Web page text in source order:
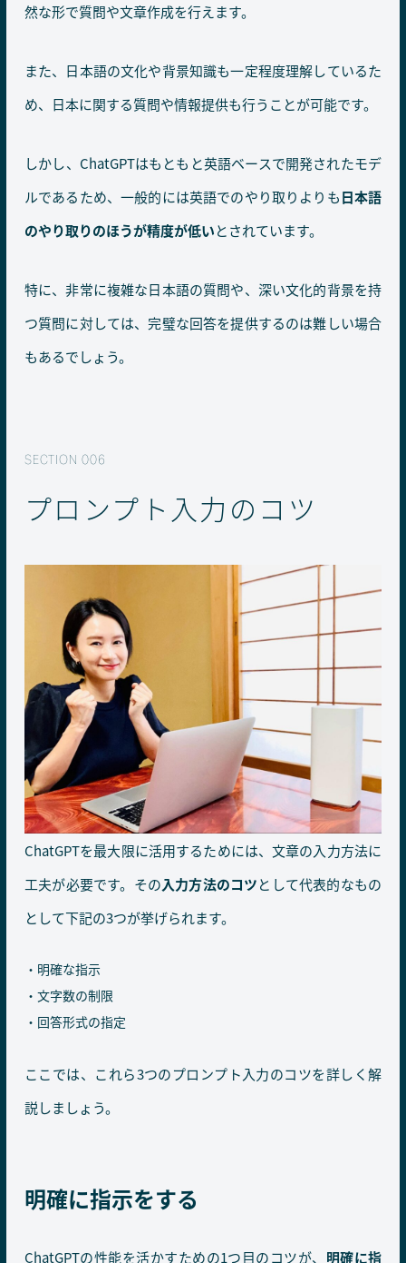
然な形で質問や文章作成を行えます。
また、日本語の文化や背景知識も一定程度理解しているた
め、日本に関する質問や情報提供も行うことが可能です。
しかし、ChatGPTはもともと英語ベースで開発されたモデ
ルであるため、一般的には英語でのやり取りよりも日本語
のやり取りのほうが精度が低いとされています。
特に、非常に複雑な日本語の質問や、深い文化的背景を持
つ質問に対しては、完璧な回答を提供するのは難しい場合
もあるでしょう。
プロンプト入力のコツ
ChatGPTを最大限に活用するためには、文章の入力方法に
工夫が必要です。その入力方法のコツとして代表的なもの
として下記の3つが挙げられます。
明確な指示
文字数の制限
回答形式の指定
ここでは、これら3つのプロンプト入力のコツを詳しく解
説しましょう。
明確に指示をする
ChatGPTの性能を活かすための1つ目のコツが、 明確に指